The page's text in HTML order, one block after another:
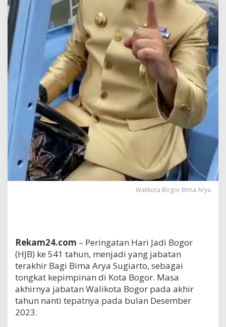
Walikota Bogor Bima Arya
Rekam24.com – Peringatan Hari Jadi Bogor
(HJB) ke 541 tahun, menjadi yang jabatan
terakhir Bagi Bima Arya Sugiarto, sebagai
tongkat kepimpinan di Kota Bogor. Masa
akhirnya jabatan Walikota Bogor pada akhir
tahun nanti tepatnya pada bulan Desember
2023.